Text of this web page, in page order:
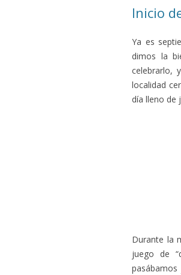
Inicio
Ya es
dimos la
celebrarlo,
localidad
día lleno de
Durante la
juego de